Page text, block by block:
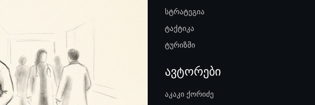
სტრატეგია
ტაქტიკა
ტურიზმი
ავტორები
აკაკი ქორიძე